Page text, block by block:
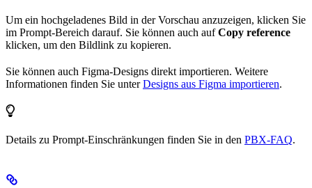
Um ein hochgeladenes Bild in der Vorschau anzuzeigen, klicken Sie
im Prompt-Bereich darauf. Sie können auch aufCopy reference
klicken, um den Bildlink zu kopieren.
Sie können auch Figma-Designs direkt importieren. Weitere
Informationen finden Sie unterDesigns aus Figma importieren.
Details zu Prompt-Einschränkungen finden Sie in den PBX-FAQ.